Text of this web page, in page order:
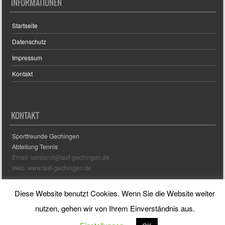
INFORMATIONEN
Startseite
Datenschutz
Impressum
Kontakt
KONTAKT
Sportfreunde Gechingen
Abteilung Tennis
Email: vorstand@tasf-gechingen.de
Web: www.tasf-gechingen.de
Sporty free WordPress Sports ThemePowered By WordPress
Diese Website benutzt Cookies. Wenn Sie die Website weiter
nutzen, gehen wir von Ihrem Einverständnis aus.